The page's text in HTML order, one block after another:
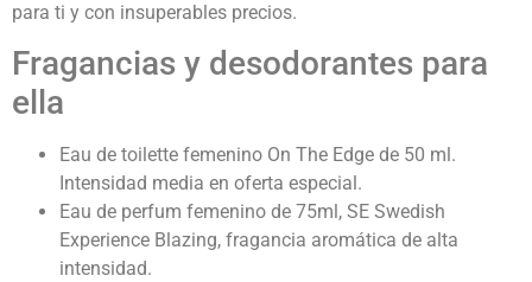
para ti y con insuperables precios.
Fragancias y desodorantes para
ella
Eau de toilette femenino On The Edge de 50 ml.
Intensidad media en oferta especial.
Eau de perfum femenino de 75ml, SE Swedish
Experience Blazing, fragancia aromática de alta
intensidad.